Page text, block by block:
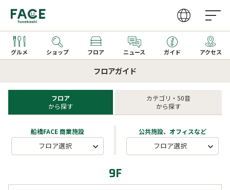
グルメ ショップ フロア ニュース ガイド アクセス
営業時間
アクセス
ファッション・雑貨
レストラン
カフェ・フーズ
サービス
グルメガイドTOP
レストラン一覧
カフェ一覧
季節のメニュー
取り扱いショップ一覧
新着ギフト
フロアガイド
フロア
から探す
カテゴリ・50音
から探す
船橋FACE 商業施設
フロア選択
公共施設、オフィスなど
フロア選択
9F